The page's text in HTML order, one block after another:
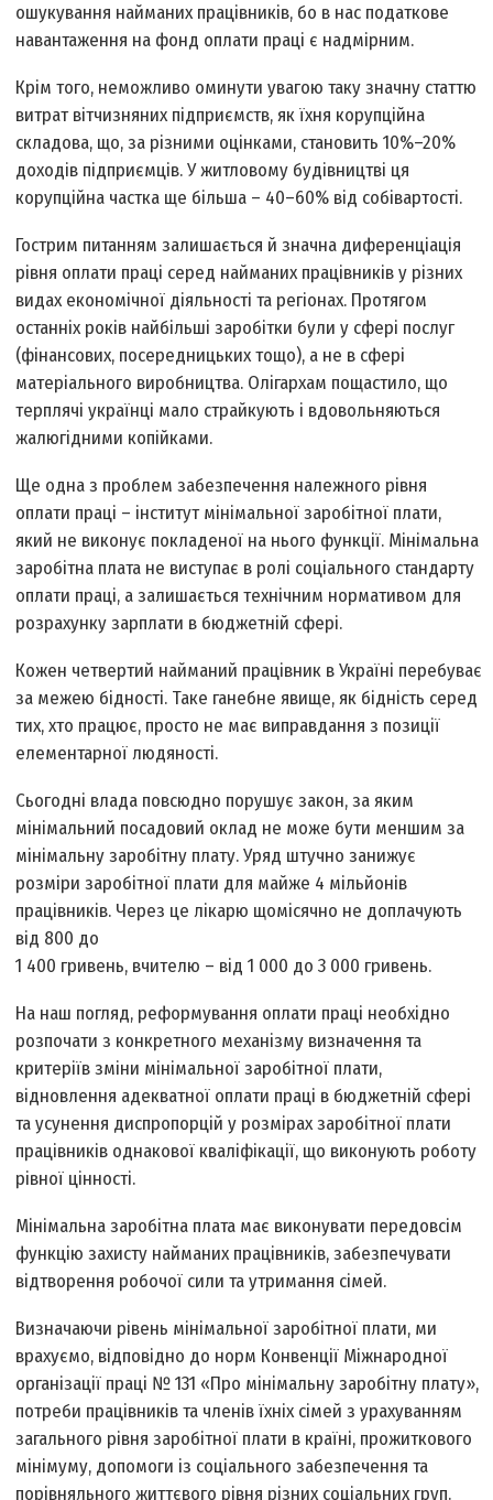
ошукування най­маних працівників, бо в нас податкове
навантаження на фонд оплати праці є надмірним.
Крім того, неможливо оминути увагою таку значну статтю
витрат віт­чизняних підприємств, як їхня корупційна
складова, що, за різними оцінками, становить 10%–20%
доходів підприємців. У житловому будівництві ця
корупційна частка ще більша – 40–60% від собівартості.
Гострим питанням залишається й значна диференціація
рівня оплати праці серед найманих працівників у різних
видах економічної діяльності та регіонах. Протягом
останніх років найбільші заробітки були у сфері послуг
(фінансових, посередницьких тощо), а не в сфері
матеріального виробництва. Олігархам пощастило, що
терплячі українці мало страйкують і вдовольняються
жалюгідними копійками.
Ще одна з проблем забезпечення належного рівня
оплати праці – інститут мінімальної заробітної плати,
який не виконує покладеної на нього функції. Мінімальна
заробітна плата не виступає в ролі соціального стандарту
оплати праці, а залишається технічним нормативом для
розрахунку зарплати в бюджетній сфері.
Кожен четвертий найманий працівник в Україні перебуває
за межею бідності. Таке ганебне явище, як бідність серед
тих, хто працює, просто не має виправдання з позиції
елементарної людяності.
Сьогодні влада повсюдно порушує закон, за яким
мінімальний посадовий оклад не може бути меншим за
мінімальну заробітну плату. Уряд штучно занижує
розміри заробітної плати для майже 4 мільйонів
працівників. Через це лікарю щомісячно не доплачують
від 800 до
1 400 гривень, вчителю – від 1 000 до 3 000 гривень.
На наш погляд, реформування оплати праці необхідно
розпочати з конкретного механізму визначення та
критеріїв зміни мінімальної заробітної плати,
відновлення адекватної оплати праці в бюджетній сфері
та усунення диспропорцій у розмірах заробітної плати
працівників однакової кваліфікації, що виконують роботу
рівної цінності.
Мінімальна заробітна плата має виконувати передовсім
функцію захисту найманих працівників, забезпечувати
відтворення робочої сили та утримання сімей.
Визначаючи рівень мінімальної заробітної плати, ми
врахуємо, відповідно до норм Конвенції Міжнародної
організації праці № 131 «Про мінімальну заробітну плату»,
потреби працівників та членів їхніх сімей з урахуванням
загального рівня заробітної плати в країні, прожиткового
мінімуму, допомоги із соціального забезпечення та
порівняльного життєвого рівня різних соціальних груп.